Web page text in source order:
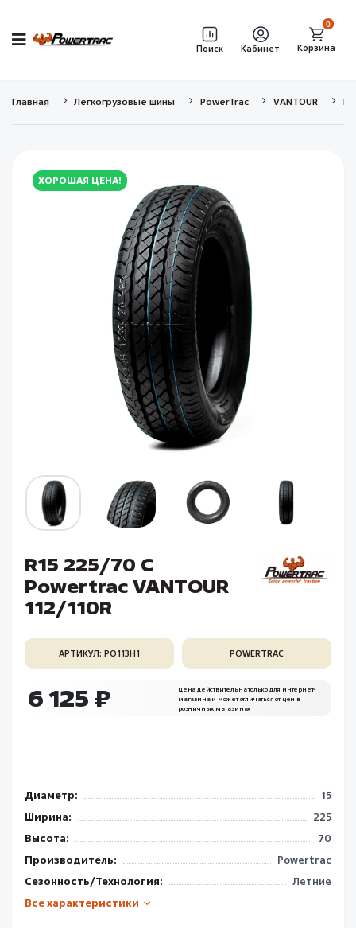
Поиск Кабинет Корзина
0
Главная Легкогрузовые шины PowerTrac VANTOUR
ХОРОШАЯ ЦЕНА!
R15 225/70 C
Powertrac VANTOUR
112/110R
АРТИКУЛ: PO113H1 POWERTRAC
6 125 ₽
Цена действительна только для интернет-
магазина и может отличаться от цен в
розничных магазинах
Диаметр:
15
Ширина:
225
Высота:
70
Производитель:
Powertrac
Сезонность/Технология:
Летние
Все характеристики